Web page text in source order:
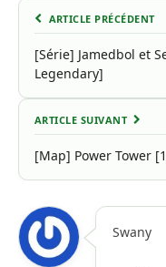
ARTICLE PRÉCÉDENT
[Série] Jamedbol et
Legendary]
ARTICLE SUIVANT
[Map] Power Tower
Swany